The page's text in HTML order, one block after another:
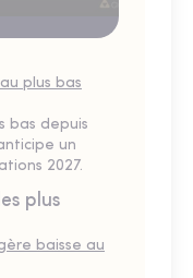
plus bas
bas depuis
un
2027.
plus
baisse au